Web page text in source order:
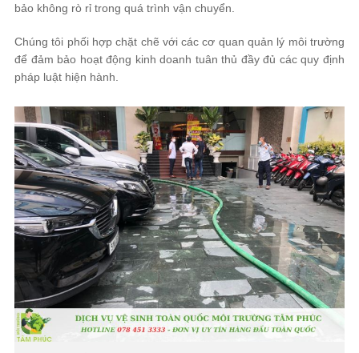
bảo không rò rỉ trong quá trình vận chuyển.
Chúng tôi phối hợp chặt chẽ với các cơ quan quản lý môi trường
để đảm bảo hoạt động kinh doanh tuân thủ đầy đủ các quy định
pháp luật hiện hành.